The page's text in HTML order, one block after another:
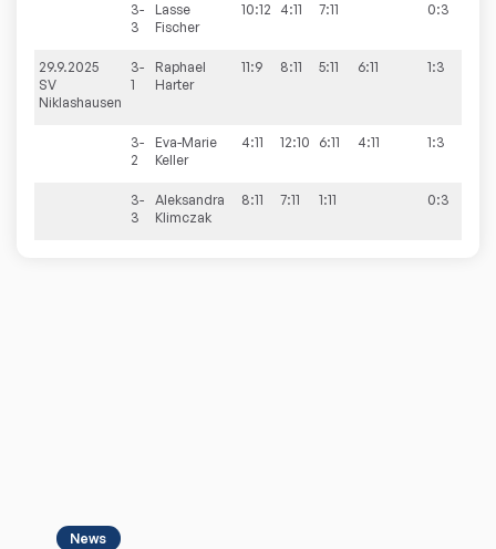
3-
3
Lasse
Fischer
10:12 4:11 7:11 0:3
29.9.2025
SV
Niklashausen
3-
1
Raphael
Harter
11:9 8:11 5:11 6:11 1:3
3-
2
Eva-Marie
Keller
4:11 12:10 6:11 4:11 1:3
3-
3
Aleksandra
Klimczak
8:11 7:11 1:11 0:3
News